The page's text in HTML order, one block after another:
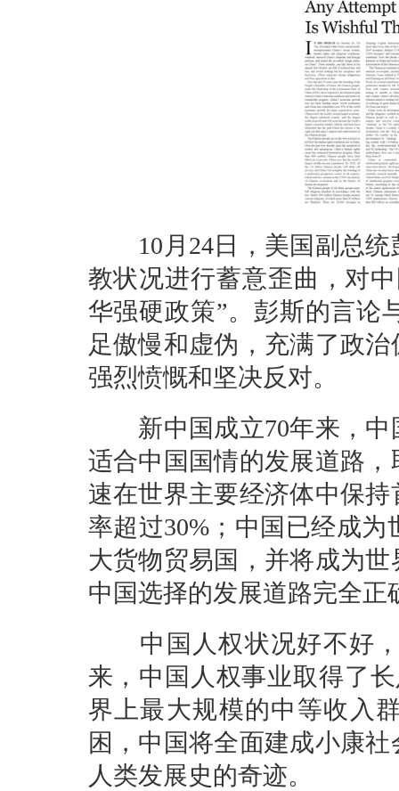
10月24日，美国副总统
教状况进行蓄意歪曲，对
华强硬政策”。彭斯的言论
足傲慢和虚伪，充满了政
强烈愤慨和坚决反对。
新中国成立70年来，中
适合中国国情的发展道路
速在世界主要经济体中保
率超过30%；中国已经成
大货物贸易国，并将成为
中国选择的发展道路完全
中国人权状况好不好，
来，中国人权事业取得了
界上最大规模的中等收入
困，中国将全面建成小康
人类发展史的奇迹。